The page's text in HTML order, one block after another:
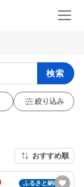
検索
絞り込み
おすすめ順
ふるさと納税可